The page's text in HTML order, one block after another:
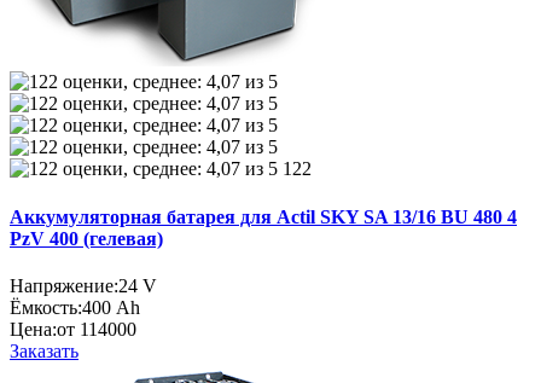
122
Аккумуляторная батарея для Actil SKY SA 13/16 BU 480 4
PzV 400 (гелевая)
Напряжение:24 V
Ёмкость:400 Ah
Цена:от 114000
Заказать